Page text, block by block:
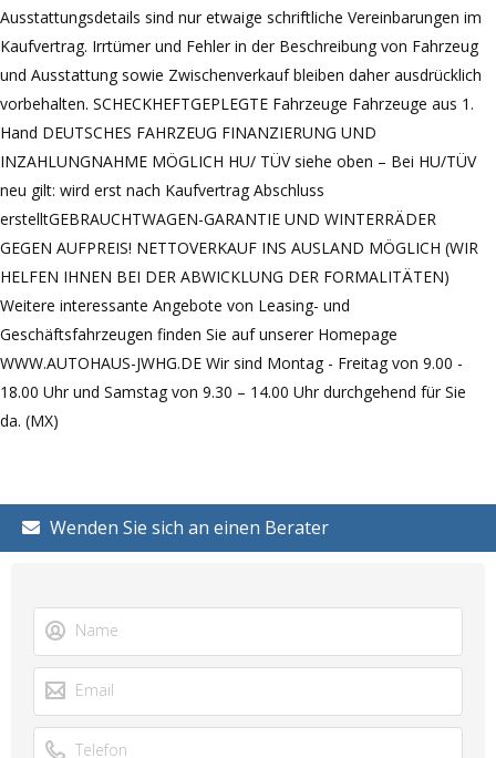
Ausstattungsdetails sind nur etwaige schriftliche Vereinbarungen im
Kaufvertrag. Irrtümer und Fehler in der Beschreibung von Fahrzeug
und Ausstattung sowie Zwischenverkauf bleiben daher ausdrücklich
vorbehalten. SCHECKHEFTGEPLEGTE Fahrzeuge Fahrzeuge aus 1.
Hand DEUTSCHES FAHRZEUG FINANZIERUNG UND
INZAHLUNGNAHME MÖGLICH HU/ TÜV siehe oben – Bei HU/TÜV
neu gilt: wird erst nach Kaufvertrag Abschluss
erstelltGEBRAUCHTWAGEN-GARANTIE UND WINTERRÄDER
GEGEN AUFPREIS! NETTOVERKAUF INS AUSLAND MÖGLICH (WIR
HELFEN IHNEN BEI DER ABWICKLUNG DER FORMALITÄTEN)
Weitere interessante Angebote von Leasing- und
Geschäftsfahrzeugen finden Sie auf unserer Homepage
WWW.AUTOHAUS-JWHG.DE Wir sind Montag - Freitag von 9.00 -
18.00 Uhr und Samstag von 9.30 – 14.00 Uhr durchgehend für Sie
da. (MX)
Wenden Sie sich an einen Berater